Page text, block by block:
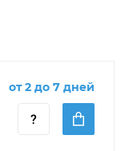
от 2 до 7 дней